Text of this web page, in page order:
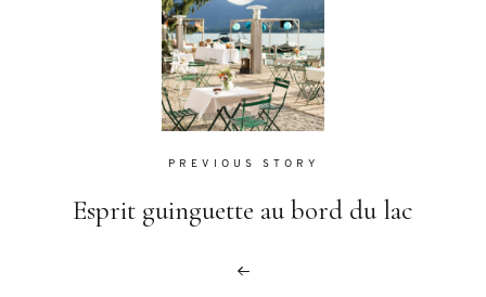
PREVIOUS STORY
Esprit guinguette au bord du lac